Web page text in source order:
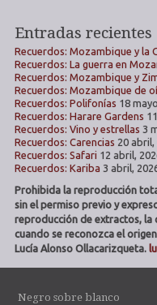
Entradas recientes
Recuerdos: Mozambique y la
Recuerdos: La guerra en
Recuerdos: Mozambique y
Recuerdos: Mozambique de
Recuerdos: Polifonías 18
Recuerdos: Harare Gardens
Recuerdos: Vino y estrellas 3
Recuerdos: Carencias 20 abril,
Recuerdos: Safari 12 abril,
Recuerdos: Kariba 3 abril,
Prohibida la reproducción
sin el permiso previo y
reproducción de extractos, la
cuando se reconozca el
Lucía Alonso Ollacarizqueta.
Negro sobre blanco